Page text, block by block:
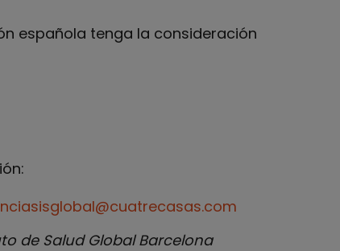
española tenga la consideración
de Salud Global Barcelona